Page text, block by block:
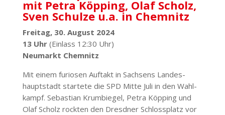
mit Petra Köpping, Olaf Scholz,
Sven Schulze u.a. in Chemnitz
Freitag, 30. August 2024
13 Uhr (Einlass 12:30 Uhr)
Neumarkt Chemnitz
Mit einem furiosen Auftakt in Sachsens Landes­
haupt­stadt startete die SPD Mitte Juli in den Wahl­
kampf. Sebastian Krum­biegel, Petra Köpping und
Olaf Scholz rockten den Dresdner Schloss­platz vor